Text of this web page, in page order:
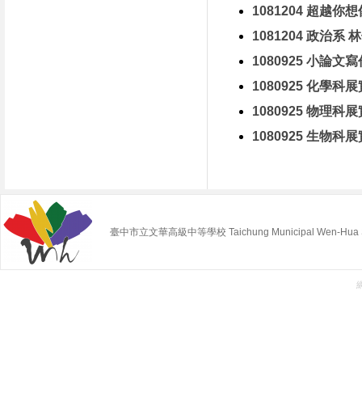
1081204 超越你
1081204 政治系
1080925 小論文寫
1080925 化學科
1080925 物理科
1080925 生物科
臺中市立文華高級中等學校 Taichung Municipal Wen-